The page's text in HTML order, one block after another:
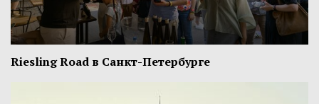
Riesling Road в Санкт-Петербурге